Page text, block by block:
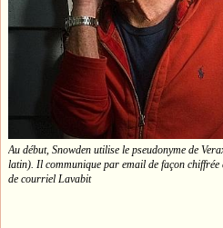
Au début, Snowden utilise le pseudonyme de
latin). Il communique par email de façon chiffrée
de courriel Lavabit